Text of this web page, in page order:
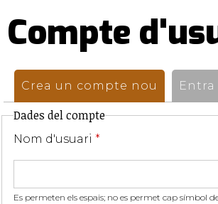
Compte
Pestanyes
primàries
Crea un compte nou Entra
Dades del compte
Nom d'usuari *
Es permeten els espais; no es permet cap símbol